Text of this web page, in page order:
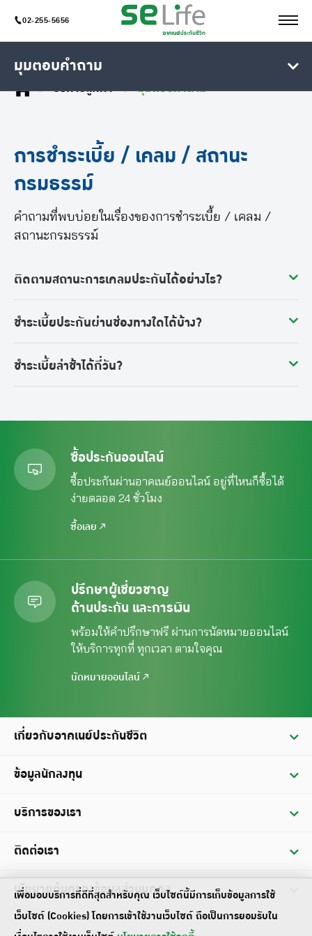
02-255-5656
บริการลูกค้า มุมตอบคำถาม
มุมตอบคำถาม
การชำระเบี้ย / เคลม / สถานะ
กรมธรรม์
คำถามที่พบบ่อยในเรื่องของการชำระเบี้ย / เคลม /
สถานะกรมธรรม์
ติดตามสถานะการเคลมประกันได้อย่างไร?
ชำระเบี้ยประกันผ่านช่องทางใดได้บ้าง?
ชำระเบี้ยล่าช้าได้กี่วัน?
ซื้อประกันออนไลน์
ซื้อประกันผ่านอาคเนย์ออนไลน์ อยู่ที่ไหนก็ซื้อได้
ง่ายตลอด 24 ชั่วโมง
ซื้อเลย
ปรึกษาผู้เชี่ยวชาญ
ด้านประกัน และการเงิน
พร้อมให้คำปรึกษาฟรี ผ่านการนัดหมายออนไลน์
ให้บริการทุกที่ ทุกเวลา ตามใจคุณ
นัดหมายออนไลน์
เพื่อมอบบริการที่ดีที่สุดสำหรับคุณ เว็บไซต์นี้มีการเก็บข้อมูลการใช้
เว็บไซต์ (Cookies) โดยการเข้าใช้งานเว็บไซต์ ถือเป็นการยอมรับใน
เกี่ยวกับอาคเนย์ประกันชีวิต
คณะกรรมการบริษัท
ข้อมูลนักลงทุน
ข้อมูลฐานะทางการเงินและผลดำเนินการ
การประชุมสามัญผู้ถือหุ้น
งบการเงิน
บริการของเรา
บริการเงินกู้ตามกรมธรรม์
บริการตรวจสอบผู้ขายประกันอาคเนย์
ติดต่อเรา
สำนักงานใหญ่
นโยบายคุ้มครองข้อมูลส่วนบุคคล
นโยบายความเป็นส่วนตัว อาคเนย์ประกันชีวิต